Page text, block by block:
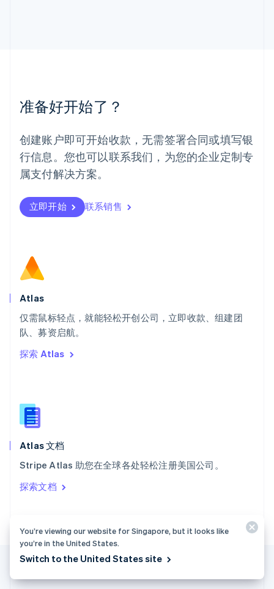
准备好开始了？
创建账户即可开始收款，无需签署合同或填写银
行信息。您也可以联系我们，为您的企业定制专
属支付解决方案。
立即开始 联系销售
Atlas
仅需鼠标轻点，就能轻松开创公司，立即收款、组建团
队、募资启航。
探索 Atlas
Atlas 文档
Stripe Atlas 助您在全球各处轻松注册美国公司。
探索文档
挪威
葡萄牙
Português English
日本
日本語English
瑞典
瑞士
DeutschFrançais
English
斯洛文尼亚
泰国
ไทยEnglish
希腊
English
西班牙
新西兰
English
匈牙利
English
ItalianoEnglish
印度
English
直布罗陀
English
中国内地
简体中文English
中国香港特别行政区
You’re viewing our website for Singapore, but it looks like
you’re in the United States.
Switch to the United States site